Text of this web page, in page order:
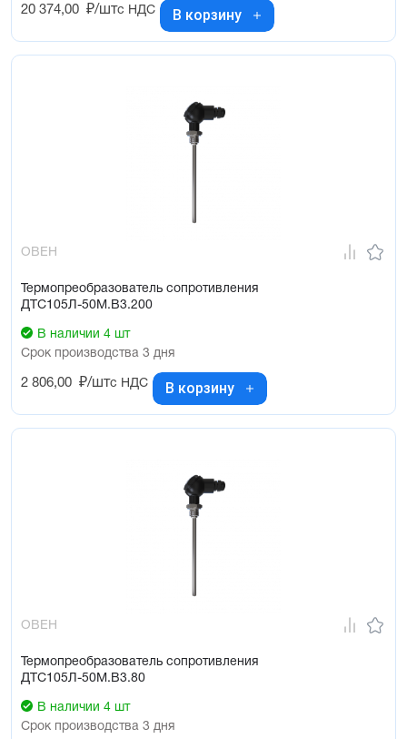
20 374,00 ₽/штс НДС В корзину
ОВЕН
Термопреобразователь сопротивления
ДТС105Л-50М.В3.200
В наличии 4 шт
Срок производства 3 дня
2 806,00 ₽/штс НДС В корзину
ОВЕН
Термопреобразователь сопротивления
ДТС105Л-50М.В3.80
В наличии 4 шт
Срок производства 3 дня